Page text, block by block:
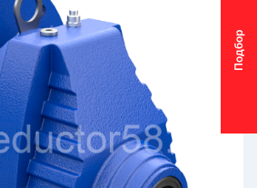
П
о
д
б
о
р
м
о
т
о
р
-
р
е
д
у
к
т
о
р